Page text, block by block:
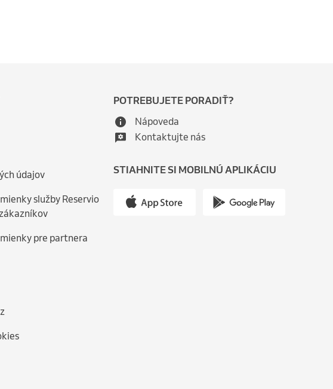
údajov
služby Reservio
pre partnera
POTREBUJETE PORADIŤ?
Nápoveda
Kontaktujte nás
STIAHNITE SI MOBILNÚ APLIKÁCIU